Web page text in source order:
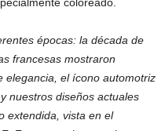
coloreado.
épocas: la década de
francesas mostraron
elegancia, el ícono automotriz
nuestros diseños actuales
extendida, vista en el